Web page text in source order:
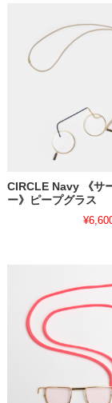
CIRCLE Navy 《サ
ー》ピープグラス